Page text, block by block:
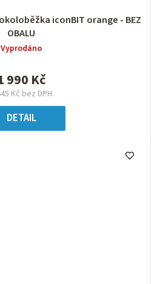
iconBIT orange - BEZ
OBALU
Vyprodáno
Kč bez DPH
990 Kč
DETAIL